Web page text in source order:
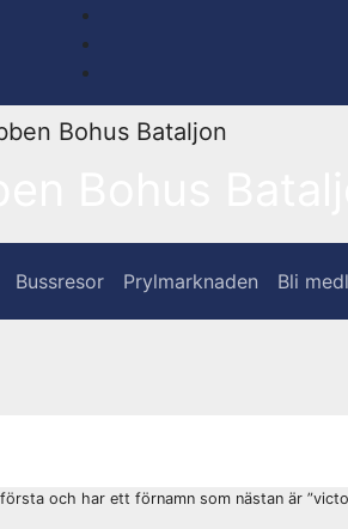
Bussresor Prylmarknaden Bli
och har ett förnamn som nästan är